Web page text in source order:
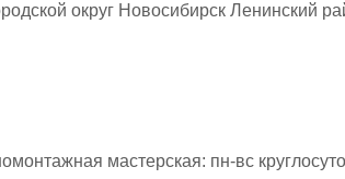
округ Новосибирск Ленинский
мастерская: пн-вс